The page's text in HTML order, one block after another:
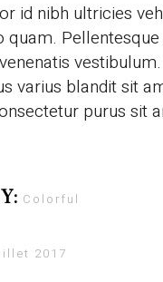
id nibh ultricies
quam.
varius blandit sit
purus sit
Colorful
2017